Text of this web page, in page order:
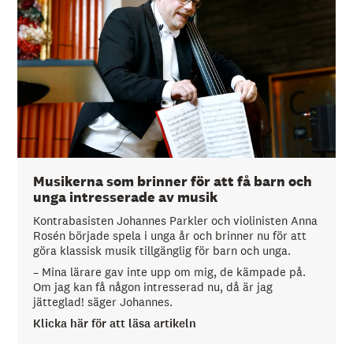
Musikerna som brinner för att få barn och
unga intresserade av musik
Kontrabasisten Johannes Parkler och violinisten Anna
Rosén började spela i unga år och brinner nu för att
göra klassisk musik tillgänglig för barn och unga.
– Mina lärare gav inte upp om mig, de kämpade på.
Om jag kan få någon intresserad nu, då är jag
jätteglad! säger Johannes.
Klicka här för att läsa artikeln